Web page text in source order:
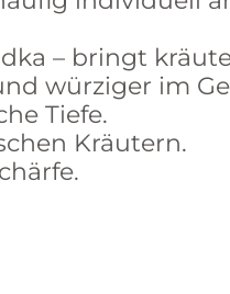
– bringt
würziger im
Tiefe.
Kräutern.